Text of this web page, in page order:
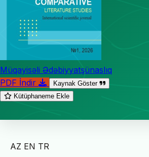
Müqayisəli Ədəbiyyatşünaslıq
PDF İndir
Kaynak Göster
Kütüphaneme Ekle
AZ EN TR